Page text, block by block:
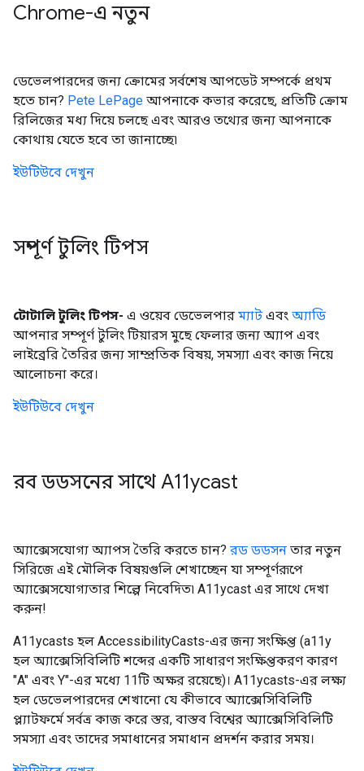
Chrome-এ নতুন
ডেভেলপারদের জন্য ক্রোমের সর্বশেষ আপডেট সম্পর্কে প্রথম
হতে চান? Pete LePage আপনাকে কভার করেছে, প্রতিটি ক্রোম
রিলিজের মধ্য দিয়ে চলছে এবং আরও তথ্যের জন্য আপনাকে
কোথায় যেতে হবে তা জানাচ্ছে৷
ইউটিউবে দেখুন
সম্পূর্ণ টুলিং টিপস
টোটালি টুলিং টিপস- এ ওয়েব ডেভেলপার ম্যাট এবং অ্যাডি
আপনার সম্পূর্ণ টুলিং টিয়ারস মুছে ফেলার জন্য অ্যাপ এবং
লাইব্রেরি তৈরির জন্য সাম্প্রতিক বিষয়, সমস্যা এবং কাজ নিয়ে
আলোচনা করে।
ইউটিউবে দেখুন
রব ডডসনের সাথে A11ycast
অ্যাক্সেসযোগ্য অ্যাপস তৈরি করতে চান? রড ডডসন তার নতুন
সিরিজে এই মৌলিক বিষয়গুলি শেখাচ্ছেন যা সম্পূর্ণরূপে
অ্যাক্সেসযোগ্যতার শিল্পে নিবেদিত৷ A11ycast এর সাথে দেখা
করুন!
A11ycasts হল AccessibilityCasts-এর জন্য সংক্ষিপ্ত (a11y
হল অ্যাক্সেসিবিলিটি শব্দের একটি সাধারণ সংক্ষিপ্তকরণ কারণ
"A" এবং Y"-এর মধ্যে 11টি অক্ষর রয়েছে)। A11ycasts-এর লক্ষ্য
হল ডেভেলপারদের শেখানো যে কীভাবে অ্যাক্সেসিবিলিটি
প্ল্যাটফর্মে সর্বত্র কাজ করে স্তর, বাস্তব বিশ্বের অ্যাক্সেসিবিলিটি
সমস্যা এবং তাদের সমাধানের সমাধান প্রদর্শন করার সময়।